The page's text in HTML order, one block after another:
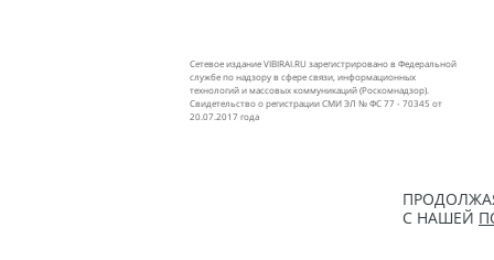
Сетевое издание VIBIRAI.RU зарегистрировано в Федеральной
службе по надзору в сфере связи, информационных
технологий и массовых коммуникаций (Роскомнадзор).
Свидетельство о регистрации СМИ ЭЛ № ФС 77 - 70345 от
20.07.2017 года
С НАШЕЙ